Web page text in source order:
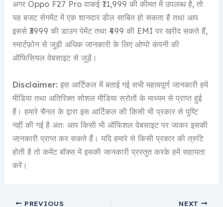
अगर Oppo F27 Pro वाकई ₹11,999 की कीमत में उपलब्ध है, तो
यह बजट सेगमेंट में एक शानदार डील साबित हो सकता है तथा आप
इससे ₹3999 की डाउन पेमेंट तथा ₹499 की EMI पर खरीद सकते हैं,
स्मार्टफ़ोन से जुड़ी अधिक जानकारी के लिए ओप्पो कंपनी की
ऑफिसियल वेबसाइट से जुड़ें।
Disclaimer:इस आर्टिकल में बताई गई सभी महत्वपूर्ण जानकारी हमें
मीडिया तथा अतिरिक्त सोशल मीडिया स्रोतों के माध्यम से प्राप्त हुई
है। हमारे चैनल के द्वारा इस आर्टिकल की किसी भी प्रकार से पुष्टि
नहीं की गई है अतः आप किसी भी ऑफिशल वेबसाइट पर जाकर इसकी
जानकारी प्राप्त कर सकते हैं। यदि हमारे से किसी प्रकार की त्रुटि
होती है तो कमेंट बॉक्स में इसकी जानकारी प्रस्तुत करके हमें सहायता
करें।
PREVIOUS NEXT